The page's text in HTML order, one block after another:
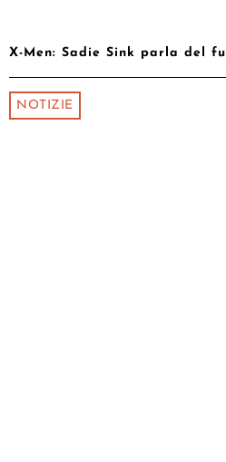
X-Men: Sadie Sink parla del
NOTIZIE